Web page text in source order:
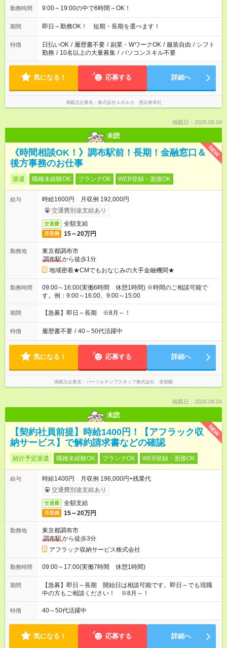
勤務時間 9:00～19:00の中で6時間～OK！
期間 即日～勤務OK！ 短期・長期を選べます！
特徴 日払いOK / 履歴書不要 / 副業・WワークOK / 服装自由 / シフト
勤務 / 10名以上の大量募集 / パソコンスキル不要
気になる！ 応募する 詳細へ
掲載元企業名 株式会社エボルカ 恵比寿本社
掲載日：2026.08.04
未読
NEW
《時間相談OK！》調布駅前！長期！金融窓口＆
後方事務のお仕事
派遣 職種未経験OK ブランクOK WEB登録・面接OK
給与
時給1600円 月収例 192,000円
交通費別途支給あり
交通費 全額支給
月収例 15～20万円
勤務地
東京都調布市
調布駅から徒歩1分
地域密着★CMでもおなじみの大手金融機関★
勤務時間
09:00～16:00(実働6時間 休憩1時間) ※時間のご相談可能で
す。例：9:00～16:00、9:00～15:00
期間 【急募】即日～長期 ※8月～！
特徴 履歴書不要 / 40～50代活躍中
気になる！ 応募する 詳細へ
掲載元企業名 パーソルテンプスタッフ株式会社 首都圏
掲載日：2026.08.04
未読
NEW
【契約社員前提】時給1400円！【アフラック収
納サービス】で解約請求書などの確認
紹介予定派遣 職種未経験OK ブランクOK WEB登録・面接OK
給与
時給1400円 月収例 196,000円+残業代
交通費別途支給あり
交通費 全額支給
月収例 15～20万円
勤務地
東京都調布市
調布駅から徒歩3分
アフラック収納サービス株式会社
勤務時間 09:00～17:00(実働7時間 休憩1時間)
期間
【急募】即日～長期 開始日は相談可能です。即日～でも現職
中の方もご相談ください！ ※8月～！
特徴 40～50代活躍中
気になる！ 応募する 詳細へ